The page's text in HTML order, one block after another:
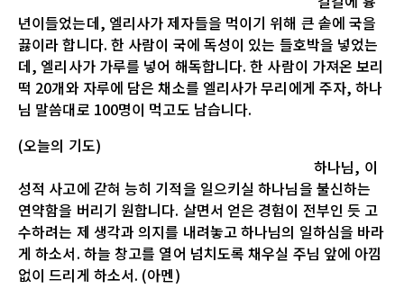
년이들었는데, 엘리사가 제자들을 먹이기 위해 큰 솥에 국을
끓이라 합니다. 한 사람이 국에 독성이 있는 들호박을 넣었는
데, 엘리사가 가루를 넣어 해독합니다. 한 사람이 가져온 보리
떡 20개와 자루에 담은 채소를 엘리사가 무리에게 주자, 하나
님 말씀대로 100명이 먹고도 남습니다.
(오늘의 기도)
하나님, 이
성적 사고에 갇혀 능히 기적을 일으키실 하나님을 불신하는
연약함을 버리기 원합니다. 살면서 얻은 경험이 전부인 듯 고
수하려는 제 생각과 의지를 내려놓고 하나님의 일하심을 바라
게 하소서. 하늘 창고를 열어 넘치도록 채우실 주님 앞에 아낌
없이 드리게 하소서. (아멘)